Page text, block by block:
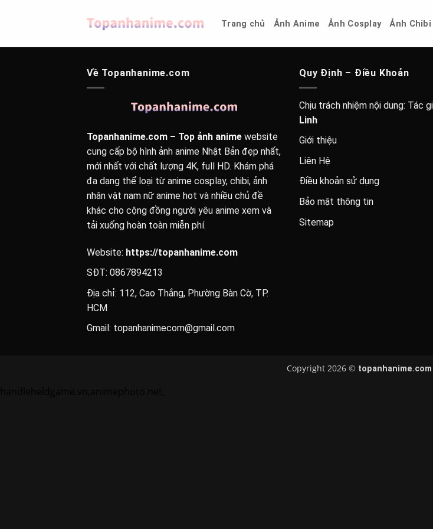
dung
Trang chủ Ảnh Anime Ảnh Cosplay Ảnh Chibi
Về Topanhanime.com
Topanhanime.com – Top ảnh anime website
cung cấp bộ hình ảnh anime Nhật Bản đẹp nhất,
mới nhất với chất lượng 4K, full HD. Khám phá
đa dạng thể loại từ anime cosplay, chibi, ảnh
nhân vật nam nữ anime hot và nhiều chủ đề
khác cho cộng đồng người yêu anime xem và
tải xuống hoàn toàn miễn phí.
Website: https://topanhanime.com
SĐT: 0867894213
Địa chỉ: 112, Cao Thắng, Phường Bàn Cờ, TP.
HCM
Gmail: topanhanimecom@gmail.com
Quy Định – Điều Khoản
Chịu trách nhiệm nội dung: Tác
Linh
Giới thiệu
Liên Hệ
Điều khoản sử dụng
Bảo mật thông tin
Sitemap
Copyright 2026 © topanhanime.com